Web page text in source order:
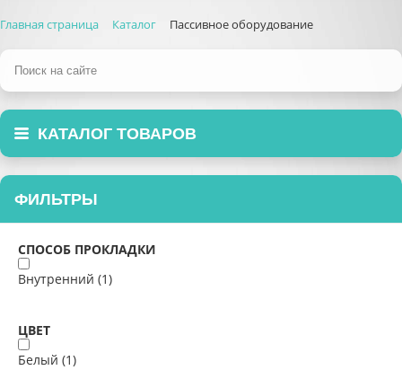
Главная страница Каталог Пассивное оборудование
КАТАЛОГ ТОВАРОВ
ФИЛЬТРЫ
СПОСОБ ПРОКЛАДКИ
Внутренний (1)
ЦВЕТ
Белый (1)